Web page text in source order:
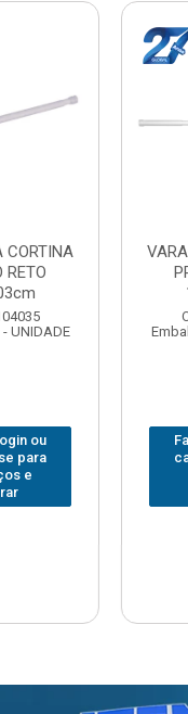
CORTINA
RETO
- UNIDADE
login ou
se para
e